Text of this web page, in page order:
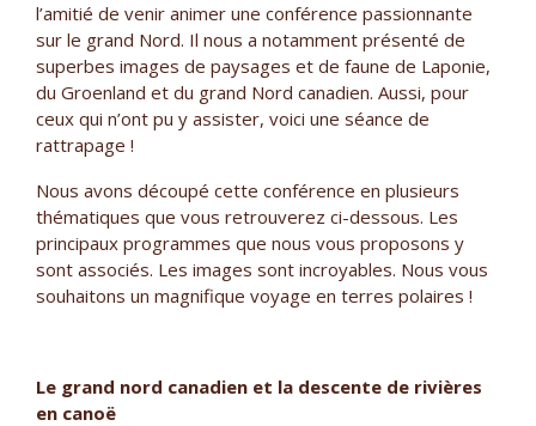
l’amitié de venir animer une conférence passionnante
sur le grand Nord. Il nous a notamment présenté de
superbes images de paysages et de faune de Laponie,
du Groenland et du grand Nord canadien. Aussi, pour
ceux qui n’ont pu y assister, voici une séance de
rattrapage !
Nous avons découpé cette conférence en plusieurs
thématiques que vous retrouverez ci-dessous. Les
principaux programmes que nous vous proposons y
sont associés. Les images sont incroyables. Nous vous
souhaitons un magnifique voyage en terres polaires !
Le grand nord canadien et la descente de rivières
en canoë